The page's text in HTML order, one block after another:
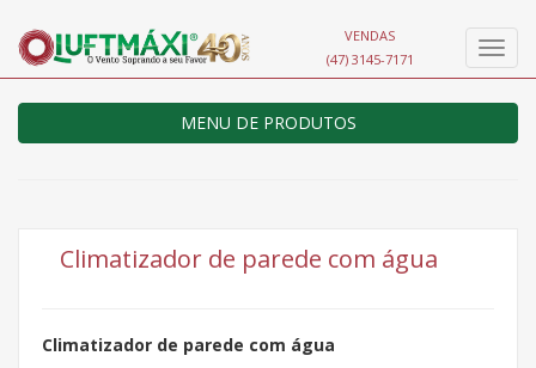
VENDAS
(47) 3145-7171
MENU DE PRODUTOS
Climatizador de parede com água
Climatizador de parede com água